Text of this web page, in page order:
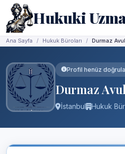
Hukuki
Ana Sayfa Hukuk Büroları Durmaz
Profil henüz
Durmaz
İstanbul Hukuk